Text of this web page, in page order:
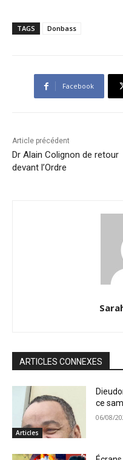
TAGS Donbass
Facebook
Article précédent
Dr Alain Colignon de retour
devant l’Ordre
ARTICLES CONNEXES
Articles
ce
06/08/